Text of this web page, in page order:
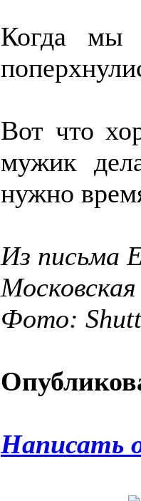
Когда мы
Вот что
мужик
нужно
Из письма
Фото:
Написать